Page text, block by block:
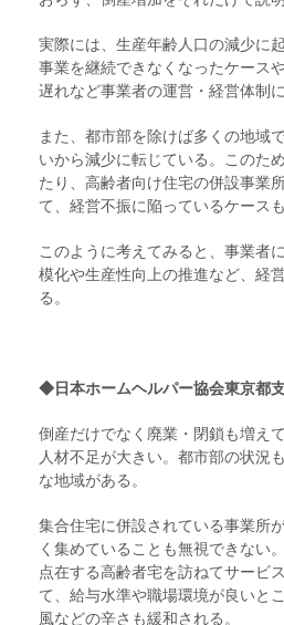
実際には、生産年齢人口の減少に
事業を継続できなくなったケース
遅れなど事業者の運営・経営体制
また、都市部を除けば多くの地域
いから減少に転じている。このた
たり、高齢者向け住宅の併設事業
て、経営不振に陥っているケースも
このように考えてみると、事業者
模化や生産性向上の推進など、経
る。
◆日本ホームヘルパー協会東京都
倒産だけでなく廃業・閉鎖も増え
人材不足が大きい。都市部の状況
な地域がある。
集合住宅に併設されている事業所
く集めていることも無視できない
点在する高齢者宅を訪ねてサービ
て、給与水準や職場環境が良いと
風などの辛さも緩和される。